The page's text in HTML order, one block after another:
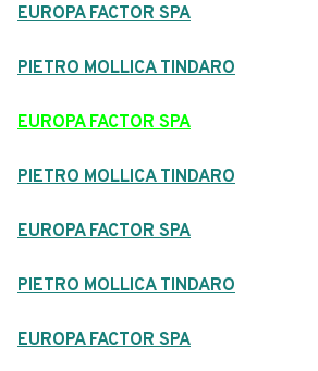
EUROPA FACTOR SPA
PIETRO MOLLICA TINDARO
EUROPA FACTOR SPA
PIETRO MOLLICA TINDARO
EUROPA FACTOR SPA
PIETRO MOLLICA TINDARO
EUROPA FACTOR SPA